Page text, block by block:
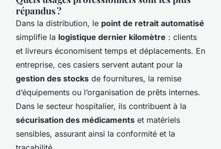
répandus ?
Dans la distribution, le point de retrait automatisé
simplifie la logistique dernier kilomètre : clients
et livreurs économisent temps et déplacements. En
entreprise, ces casiers servent autant pour la
gestion des stocks de fournitures, la remise
d’équipements ou l’organisation de prêts internes.
Dans le secteur hospitalier, ils contribuent à la
sécurisation des médicaments et matériels
sensibles, assurant ainsi la conformité et la